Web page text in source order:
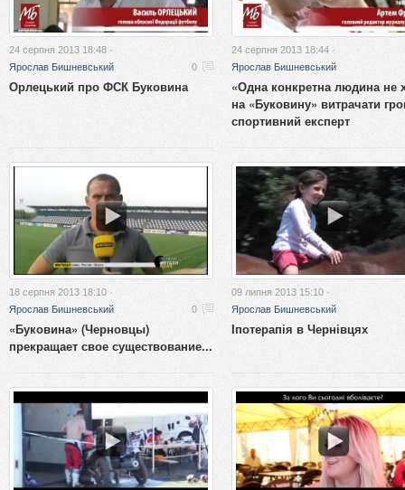
24 серпня 2013 18:48 ·
Ярослав Бишневський
0
Орлецький про ФСК Буковина
24 серпня 2013 18:44 ·
Ярослав Бишневський
«Одна конкретна людина не
на «Буковину» витрачати
спортивний експерт
18 серпня 2013 18:10 ·
Ярослав Бишневський
0
«Буковина» (Черновцы)
прекращает свое существование...
09 липня 2013 15:10 ·
Ярослав Бишневський
Іпотерапія в Чернівцях